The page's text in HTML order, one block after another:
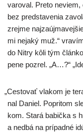
varo­val. Preto
bez pred­sta­ve­nia
zrej­me
mi neja­ký muž.“
do Nitry kôli tým
pe­ne pozrel. „A…?“
„Cestovať vla­kom je
nal Daniel. Popritom
kom. Stará babič­ka s
a ned­bá na prí­pad­né